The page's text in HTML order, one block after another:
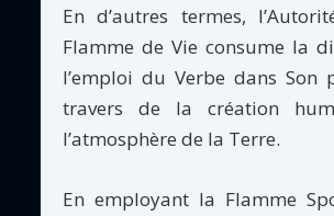
En d’autres termes,
Flamme de Vie consume la
l’emploi du Verbe dans Son
travers de la création
l’atmosphère de la Terre.
En employant la Flamme